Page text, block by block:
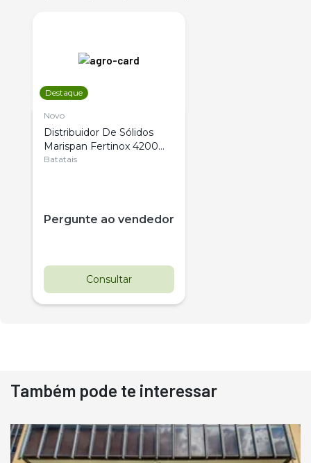
Destaque
Novo
Distribuidor De Sólidos
Marispan Fertinox 4200
Citrus
Batatais
Pergunte ao vendedor
Consultar
Destaque
Usado
Pá Carregadeira Cat 966
Ano 1987
Também pode te interessar